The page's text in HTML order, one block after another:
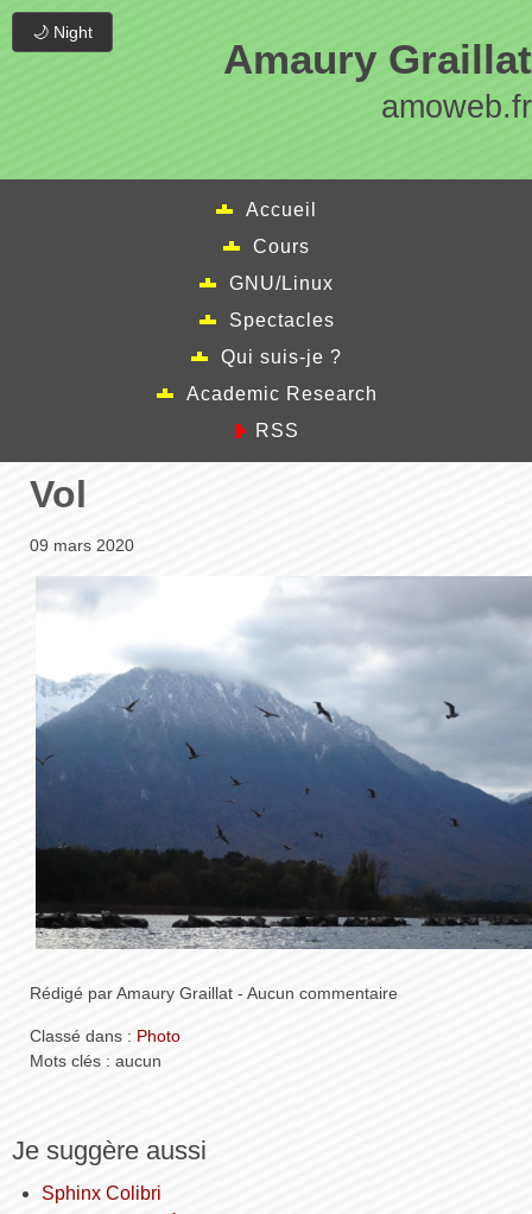
🌙 Night
Amaury Graillat
amoweb.fr
Accueil
Cours
GNU/Linux
Spectacles
Qui suis-je ?
Academic Research
RSS
Vol
09 mars 2020
Rédigé par Amaury Graillat - Aucun commentaire
Classé dans : Photo
Mots clés : aucun
Je suggère aussi
Sphinx Colibri